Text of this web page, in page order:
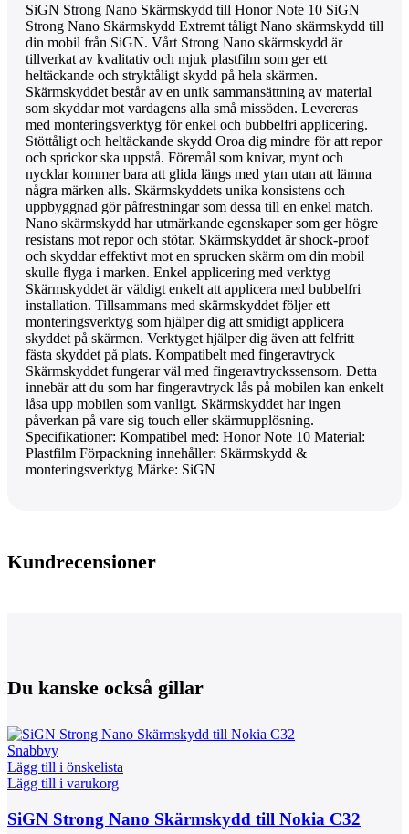
SiGN Strong Nano Skärmskydd till Honor Note 10 SiGN
Strong Nano Skärmskydd Extremt tåligt Nano skärmskydd till
din mobil från SiGN. Vårt Strong Nano skärmskydd är
tillverkat av kvalitativ och mjuk plastfilm som ger ett
heltäckande och stryktåligt skydd på hela skärmen.
Skärmskyddet består av en unik sammansättning av material
som skyddar mot vardagens alla små missöden. Levereras
med monteringsverktyg för enkel och bubbelfri applicering.
Stöttåligt och heltäckande skydd Oroa dig mindre för att repor
och sprickor ska uppstå. Föremål som knivar, mynt och
nycklar kommer bara att glida längs med ytan utan att lämna
några märken alls. Skärmskyddets unika konsistens och
uppbyggnad gör påfrestningar som dessa till en enkel match.
Nano skärmskydd har utmärkande egenskaper som ger högre
resistans mot repor och stötar. Skärmskyddet är shock-proof
och skyddar effektivt mot en sprucken skärm om din mobil
skulle flyga i marken. Enkel applicering med verktyg
Skärmskyddet är väldigt enkelt att applicera med bubbelfri
installation. Tillsammans med skärmskyddet följer ett
monteringsverktyg som hjälper dig att smidigt applicera
skyddet på skärmen. Verktyget hjälper dig även att felfritt
fästa skyddet på plats. Kompatibelt med fingeravtryck
Skärmskyddet fungerar väl med fingeravtryckssensorn. Detta
innebär att du som har fingeravtryck lås på mobilen kan enkelt
låsa upp mobilen som vanligt. Skärmskyddet har ingen
påverkan på vare sig touch eller skärmupplösning.
Specifikationer: Kompatibel med: Honor Note 10 Material:
Plastfilm Förpackning innehåller: Skärmskydd &
monteringsverktyg Märke: SiGN
Kundrecensioner
Du kanske också gillar
Snabbvy
Lägg till i önskelista
Lägg till i varukorg
SiGN Strong Nano Skärmskydd till Nokia C32